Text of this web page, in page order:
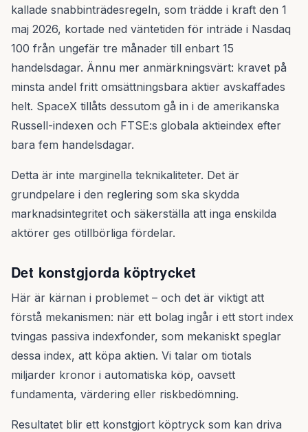
kallade snabbinträdesregeln, som trädde i kraft den 1
maj 2026, kortade ned väntetiden för inträde i Nasdaq
100 från ungefär tre månader till enbart 15
handelsdagar. Ännu mer anmärkningsvärt: kravet på
minsta andel fritt omsättningsbara aktier avskaffades
helt. SpaceX tillåts dessutom gå in i de amerikanska
Russell-indexen och FTSE:s globala aktieindex efter
bara fem handelsdagar.
Detta är inte marginella teknikaliteter. Det är
grundpelare i den reglering som ska skydda
marknadsintegritet och säkerställa att inga enskilda
aktörer ges otillbörliga fördelar.
Det konstgjorda köptrycket
Här är kärnan i problemet – och det är viktigt att
förstå mekanismen: när ett bolag ingår i ett stort index
tvingas passiva indexfonder, som mekaniskt speglar
dessa index, att köpa aktien. Vi talar om tiotals
miljarder kronor i automatiska köp, oavsett
fundamenta, värdering eller riskbedömning.
Resultatet blir ett konstgjort köptryck som kan driva